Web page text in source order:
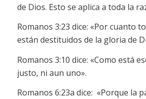
de Dios. Esto se aplica a toda la
Romanos 3:23 dice: «Por cuanto
están destituidos de la gloria de
Romanos 3:10 dice: «Como está
justo, ni aun uno».
Romanos 6:23a dice: «Porque la